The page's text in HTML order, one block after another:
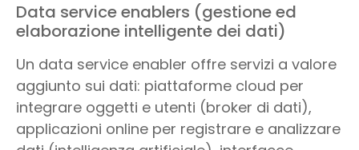
Data service enablers (gestione ed
elaborazione intelligente dei dati)
Un data service enabler offre servizi a valore
aggiunto sui dati: piattaforme cloud per
integrare oggetti e utenti (broker di dati),
applicazioni online per registrare e analizzare